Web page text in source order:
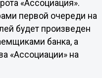
«Ассоциация».
первой очереди на
будет произведен
банка, а
«Ассоциации» на